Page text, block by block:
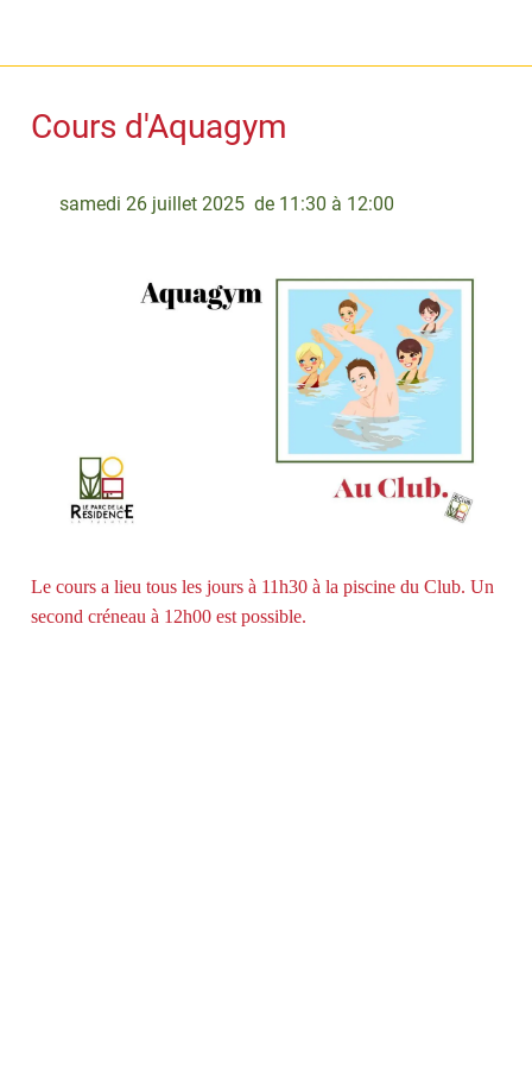
Cours d'Aquagym
samedi 26 juillet 2025  de 11:30 à 12:00
Le cours a lieu tous les jours à 11h30 à la piscine du Club. Un
second créneau à 12h00 est possible.